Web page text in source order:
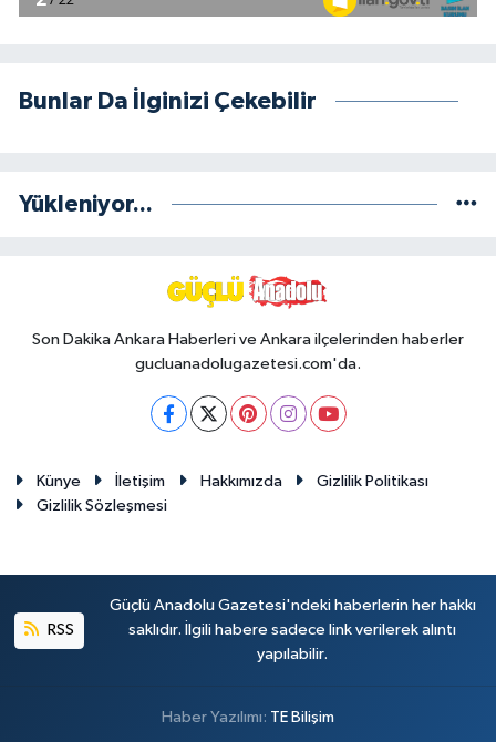
Bunlar Da İlginizi Çekebilir
Yükleniyor...
Son Dakika Ankara Haberleri ve Ankara ilçelerinden haberler
gucluanadolugazetesi.com'da.
Künye İletişim Hakkımızda
Gizlilik Politikası
Gizlilik Sözleşmesi
RSS
Güçlü Anadolu Gazetesi'ndeki haberlerin her hakkı
saklıdır. İlgili habere sadece link verilerek alıntı
yapılabilir.
Haber Yazılımı: TE Bilişim